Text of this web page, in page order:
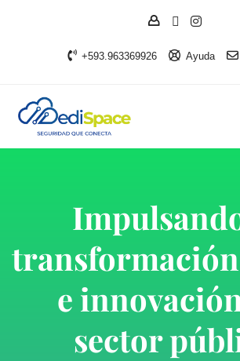
+593.963369926 Ayuda
e
sector